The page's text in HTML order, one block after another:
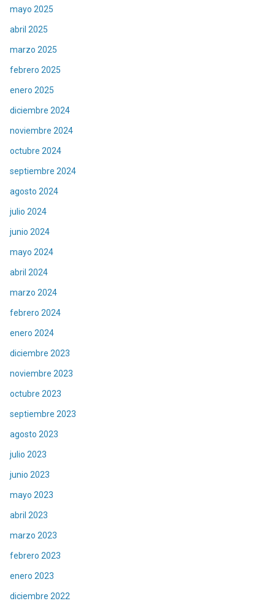
mayo 2025
abril 2025
marzo 2025
febrero 2025
enero 2025
diciembre 2024
noviembre 2024
octubre 2024
septiembre 2024
agosto 2024
julio 2024
junio 2024
mayo 2024
abril 2024
marzo 2024
febrero 2024
enero 2024
diciembre 2023
noviembre 2023
octubre 2023
septiembre 2023
agosto 2023
julio 2023
junio 2023
mayo 2023
abril 2023
marzo 2023
febrero 2023
enero 2023
diciembre 2022